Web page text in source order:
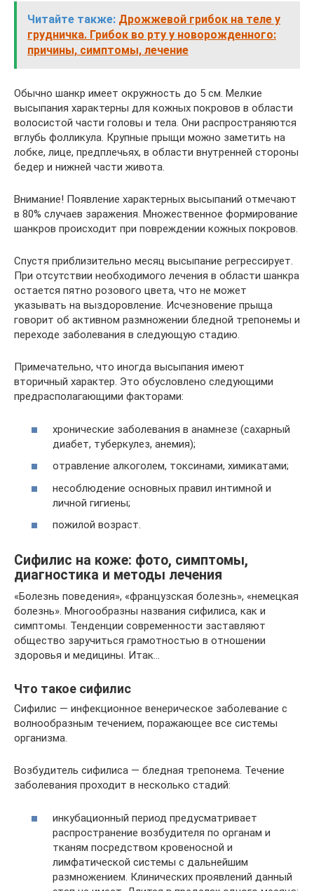
Читайте также: Дрожжевой грибок на теле у
грудничка. Грибок во рту у новорожденного:
причины, симптомы, лечение
Обычно шанкр имеет окружность до 5 см. Мелкие
высыпания характерны для кожных покровов в области
волосистой части головы и тела. Они распространяются
вглубь фолликула. Крупные прыщи можно заметить на
лобке, лице, предплечьях, в области внутренней стороны
бедер и нижней части живота.
Внимание! Появление характерных высыпаний отмечают
в 80% случаев заражения. Множественное формирование
шанкров происходит при повреждении кожных покровов.
Спустя приблизительно месяц высыпание регрессирует.
При отсутствии необходимого лечения в области шанкра
остается пятно розового цвета, что не может
указывать на выздоровление. Исчезновение прыща
говорит об активном размножении бледной трепонемы и
переходе заболевания в следующую стадию.
Примечательно, что иногда высыпания имеют
вторичный характер. Это обусловлено следующими
предрасполагающими факторами:
хронические заболевания в анамнезе (сахарный
диабет, туберкулез, анемия);
отравление алкоголем, токсинами, химикатами;
несоблюдение основных правил интимной и
личной гигиены;
пожилой возраст.
Сифилис на коже: фото, симптомы,
диагностика и методы лечения
«Болезнь поведения», «французская болезнь», «немецкая
болезнь». Многообразны названия сифилиса, как и
симптомы. Тенденции современности заставляют
общество заручиться грамотностью в отношении
здоровья и медицины. Итак…
Что такое сифилис
Сифилис — инфекционное венерическое заболевание с
волнообразным течением, поражающее все системы
организма.
Возбудитель сифилиса — бледная трепонема. Течение
заболевания проходит в несколько стадий:
инкубационный период предусматривает
распространение возбудителя по органам и
тканям посредством кровеносной и
лимфатической системы с дальнейшим
размножением. Клинических проявлений данный